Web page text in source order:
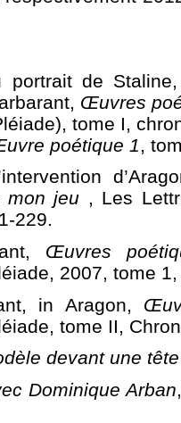
portrait de
Œuvres
tome I,
poétique 1,
mon jeu , Les
229.
Œuvres
2007, tome
in Aragon,
tome II,
devant une
Dominique Arban